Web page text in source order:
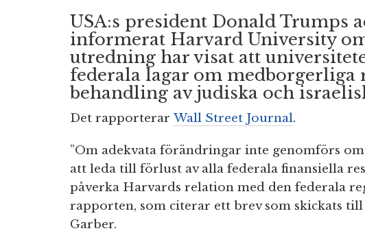
USA:s president Donald Trumps
informerat Harvard University
utredning har visat att
federala lagar om medborgerliga
behandling av judiska och
Det rapporterar Wall Street Journal.
”Om adekvata förändringar inte genomförs
att leda till förlust av alla federala finansiella
påverka Harvards relation med den federala
rapporten, som citerar ett brev som skickats
Garber.